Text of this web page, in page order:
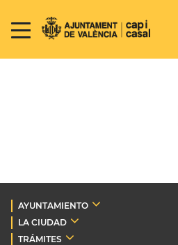
AYUNTAMIENTO
LA CIUDAD
TRÁMITES